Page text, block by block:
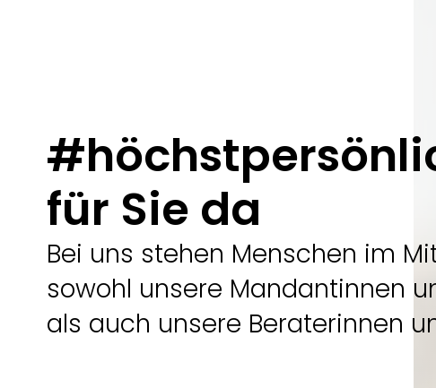
für Sie da
Bei uns stehen Menschen im
sowohl unsere Mandantinnen
als auch unsere Beraterinnen